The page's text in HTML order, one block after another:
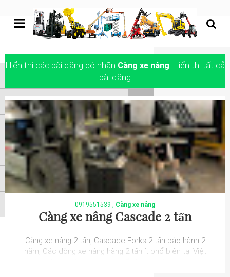
Hiển thị các bài đăng có nhãn Càng xe nâng. Hiển thị tất cả
bài đăng
0919551539 , Càng xe nâng
Càng xe nâng Cascade 2 tấn
Càng xe nâng 2 tấn, Cascade Forks 2 tấn bảo hành 2
năm, Các dòng xe nâng hàng 2 tấn ít phổ biến tại Việt
undefined
XE NÂNG HÀNG
XE NÂNG NGƯỜI
XE NÂNG KHÁC
ATTACHMENTS